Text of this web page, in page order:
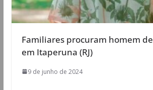
Familiares procuram homem
em Itaperuna (RJ)
9 de junho de 2024